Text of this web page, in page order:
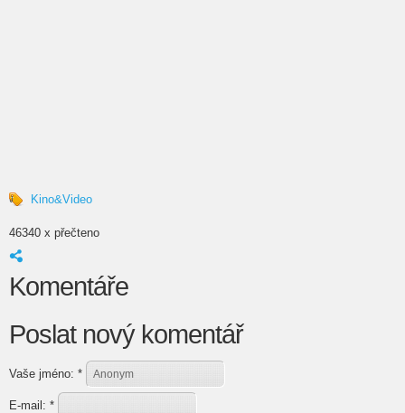
Kino&Video
46340 x přečteno
Komentáře
Poslat nový komentář
Vaše jméno: *
E-mail: *